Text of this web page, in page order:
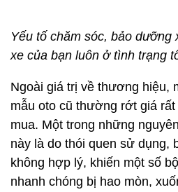
Yếu tố chăm sóc, bảo dưỡng
xe của bạn luôn ở tình trạng
Ngoài giá trị về thương hiệu,
mẫu oto cũ thường rớt giá
mua. Một trong những
này là do thói quen sử dụng,
không hợp lý, khiến một số
nhanh chóng bị hao mòn,